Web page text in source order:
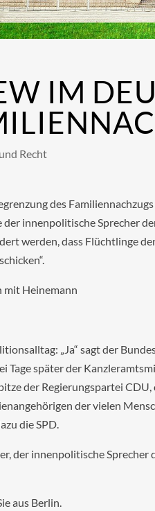
IM
Recht
des
der innenpolitische Sprecher
werden, dass Flüchtlinge
mit Heinemann
„Ja“ sagt der
Tage später der
der Regierungspartei
der vielen
die SPD.
der innenpolitische
aus Berlin.